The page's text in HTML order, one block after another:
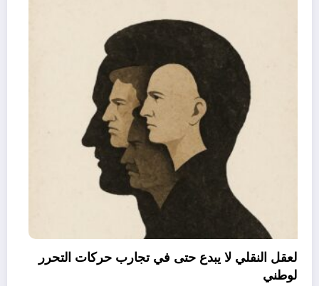
العقل النقلي لا يبدع حتى في تجارب حركات التحرر
الوطني